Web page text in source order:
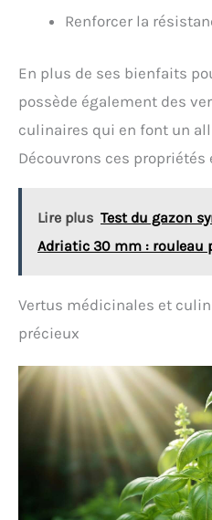
Renforcer la
En plus de ses bienfaits
possède également des
culinaires qui en font un
Découvrons ces propriétés
Lire plus Test du gazon
Adriatic 30 mm : rouleau
Vertus médicinales et
précieux